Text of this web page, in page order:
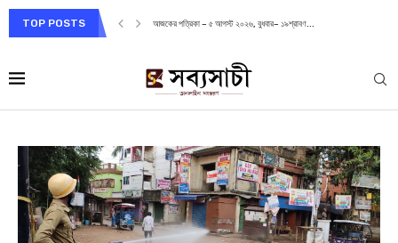
TOP POSTS আজকের পত্রিকা – ৫ আগস্ট ২০২৬, বুধবার– ১৯শ্রাবণ...